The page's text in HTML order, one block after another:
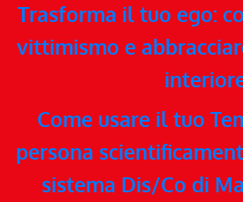
Trasforma il tuo ego:
vittimismo e
Come usare il tuo
persona
sistema Dis/Co di